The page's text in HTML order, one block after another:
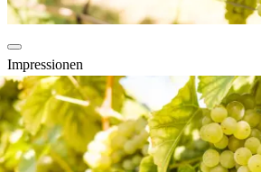
Impressionen